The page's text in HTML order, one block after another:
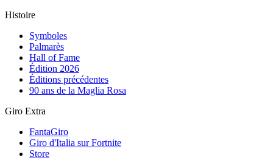
Histoire
Symboles
Palmarès
Hall of Fame
Édition 2026
Éditions précédentes
90 ans de la Maglia Rosa
Giro Extra
FantaGiro
Giro d'Italia sur Fortnite
Store